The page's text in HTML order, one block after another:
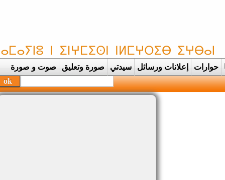
حوارات إعلانات ورسائل سيدتي صورة وتعليق صوت و صورة